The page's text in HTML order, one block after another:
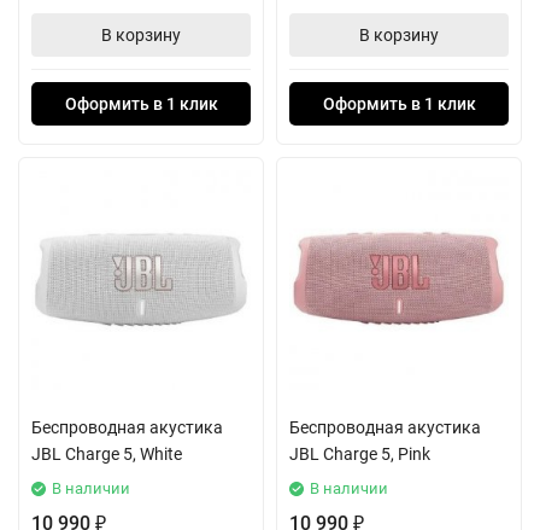
В корзину
Оформить в 1 клик
В корзину
Оформить в 1 клик
Беспроводная акустика
JBL Charge 5, White
В наличии
10 990 ₽
Беспроводная акустика
JBL Charge 5, Pink
В наличии
10 990 ₽